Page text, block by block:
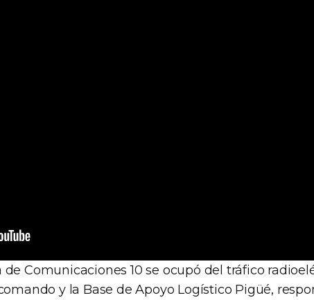
Comunicaciones 10 se ocupó del tráfico
y la Base de Apoyo Logístico Pigüé,